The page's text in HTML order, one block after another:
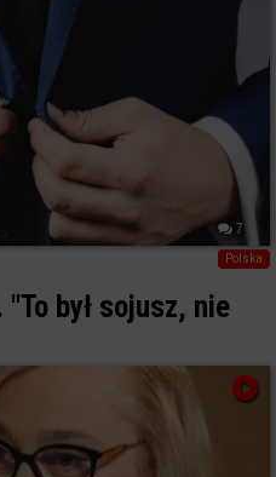
7
Polska
był sojusz, nie